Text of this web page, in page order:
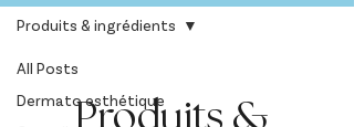
All Posts
Dermato esthétique
Produits & ingrédients
Produits &